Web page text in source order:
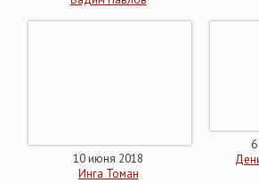
10 июня 2018
Инга Томан